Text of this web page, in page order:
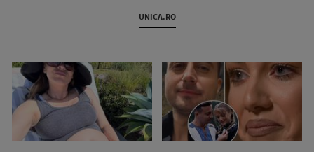
UNICA.RO